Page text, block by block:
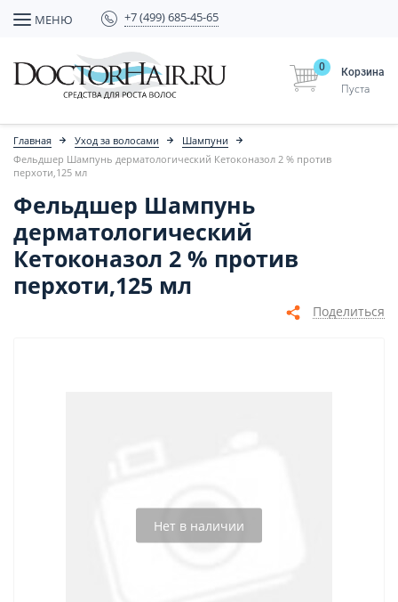
МЕНЮ +7 (499) 685-45-65
Корзина
0
Пуста
Главная Уход за волосами
Шампуни
Фельдшер Шампунь дерматологический Кетоконазол 2 % против
перхоти,125 мл
Фельдшер Шампунь
дерматологический
Кетоконазол 2 % против
перхоти,125 мл
Поделиться
Нет в наличии